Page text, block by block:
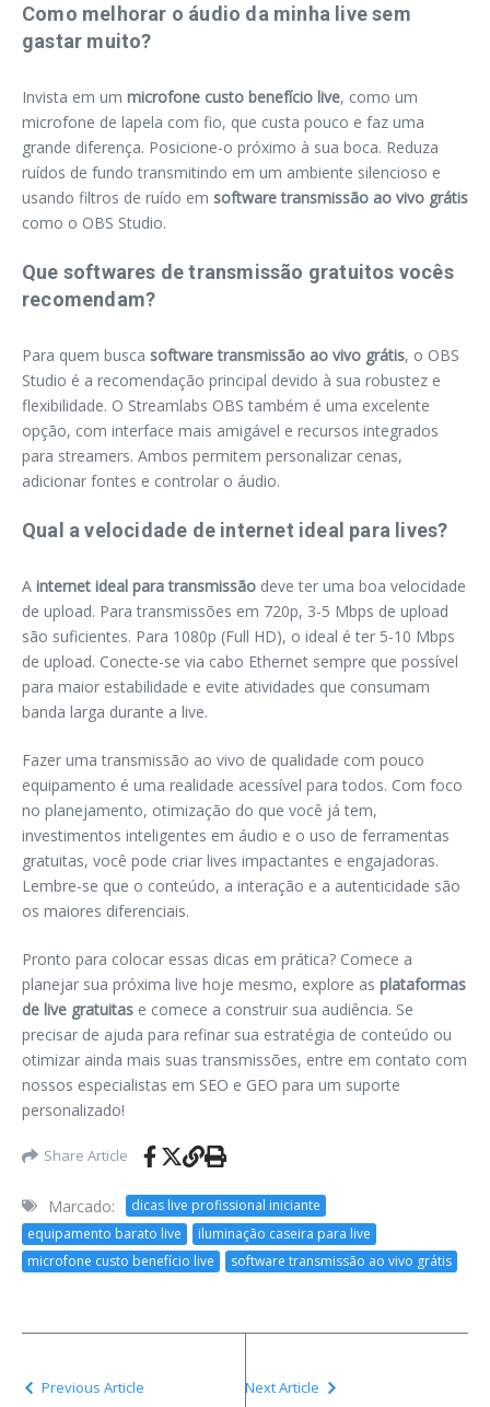
Como melhorar o áudio da minha live sem
gastar muito?
Invista em um microfone custo benefício live, como um
microfone de lapela com fio, que custa pouco e faz uma
grande diferença. Posicione-o próximo à sua boca. Reduza
ruídos de fundo transmitindo em um ambiente silencioso e
usando filtros de ruído em software transmissão ao vivo grátis
como o OBS Studio.
Que softwares de transmissão gratuitos vocês
recomendam?
Para quem busca software transmissão ao vivo grátis, o OBS
Studio é a recomendação principal devido à sua robustez e
flexibilidade. O Streamlabs OBS também é uma excelente
opção, com interface mais amigável e recursos integrados
para streamers. Ambos permitem personalizar cenas,
adicionar fontes e controlar o áudio.
Qual a velocidade de internet ideal para lives?
A internet ideal para transmissão deve ter uma boa velocidade
de upload. Para transmissões em 720p, 3-5 Mbps de upload
são suficientes. Para 1080p (Full HD), o ideal é ter 5-10 Mbps
de upload. Conecte-se via cabo Ethernet sempre que possível
para maior estabilidade e evite atividades que consumam
banda larga durante a live.
Fazer uma transmissão ao vivo de qualidade com pouco
equipamento é uma realidade acessível para todos. Com foco
no planejamento, otimização do que você já tem,
investimentos inteligentes em áudio e o uso de ferramentas
gratuitas, você pode criar lives impactantes e engajadoras.
Lembre-se que o conteúdo, a interação e a autenticidade são
os maiores diferenciais.
Pronto para colocar essas dicas em prática? Comece a
planejar sua próxima live hoje mesmo, explore as plataformas
de live gratuitas e comece a construir sua audiência. Se
precisar de ajuda para refinar sua estratégia de conteúdo ou
otimizar ainda mais suas transmissões, entre em contato com
nossos especialistas em SEO e GEO para um suporte
personalizado!
Share Article
Marcado:
dicas live profissional iniciante
equipamento barato live
iluminação caseira para live
microfone custo benefício live
software transmissão ao vivo grátis
Previous Article Next Article